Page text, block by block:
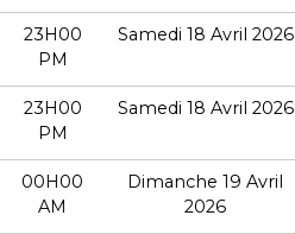
23H00
PM
Samedi 18 Avril 2026
23H00
PM
Samedi 18 Avril 2026
00H00
AM
Dimanche 19 Avril
2026